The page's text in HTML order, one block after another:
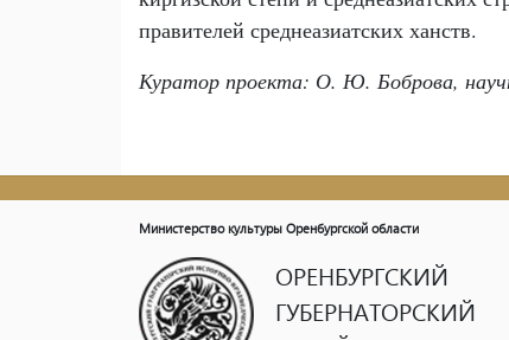
правителей среднеазиатских ханств.
Куратор проекта: О. Ю. Боброва,
Министерство культуры Оренбургской области
ОРЕНБУРГСКИЙ
ГУБЕРНАТОРСКИЙ